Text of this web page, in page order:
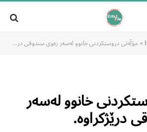
» مۆڵەتی دروستکردنی خانوو لەسەر زەوی سندوقی درێژکراوە.
خانوو لەسەر
درێژکراوە.